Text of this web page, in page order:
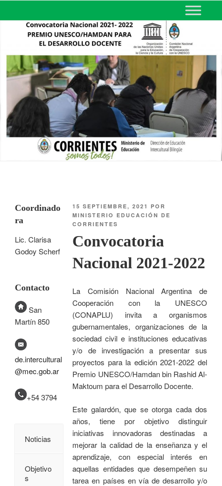
MINISTERIO DE EDUCACIÓN
DE CORRIENTES
15 SEPTIEMBRE, 2021
POR
MINISTERIO EDUCACIÓN DE
CORRIENTES
Convocatoria
Nacional 2021-2022
La Comisión Nacional Argentina de
Cooperación con la UNESCO
(CONAPLU) invita a organismos
gubernamentales, organizaciones de la
sociedad civil e instituciones educativas
y/o de investigación a presentar sus
proyectos para la edición 2021-2022 del
Premio UNESCO/Hamdan bin Rashid Al-
Maktoum para el Desarrollo Docente.
Este galardón, que se otorga cada dos
años, tiene por objetivo distinguir
iniciativas innovadoras destinadas a
mejorar la calidad de la enseñanza y el
aprendizaje, con especial interés en
aquellas entidades que desempeñen su
tarea en países en vía de desarrollo y/o
Coordinado
ra
Lic. Clarisa
Godoy Scherf
Contacto
San
Martín 850
de.intercultural
@mec.gob.ar
+54 3794
Noticias
Objetivo
s